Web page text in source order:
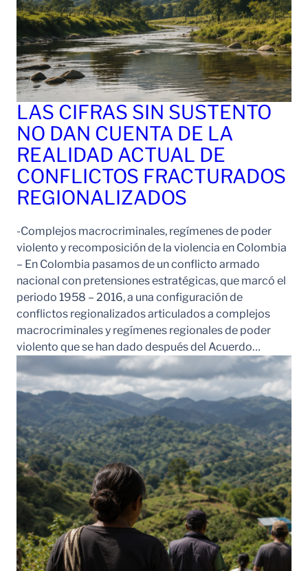
LAS CIFRAS SIN SUSTENTO
NO DAN CUENTA DE LA
REALIDAD ACTUAL DE
CONFLICTOS FRACTURADOS
REGIONALIZADOS
-Complejos macrocriminales, regímenes de poder
violento y recomposición de la violencia en Colombia
– En Colombia pasamos de un conflicto armado
nacional con pretensiones estratégicas, que marcó el
periodo 1958 – 2016, a una configuración de
conflictos regionalizados articulados a complejos
macrocriminales y regímenes regionales de poder
violento que se han dado después del Acuerdo…